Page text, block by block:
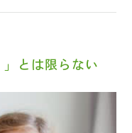
とは限らない